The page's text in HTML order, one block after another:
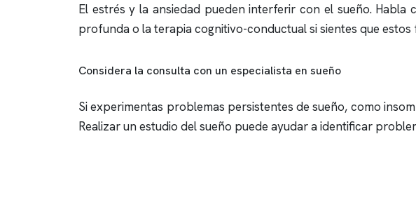
El estrés y la ansiedad pueden interferir con el sueño.
profunda o la terapia cognitivo-conductual si sientes que
Considera la consulta con un especialista en sueño
Si experimentas problemas persistentes de sueño, como
Realizar unestudio del sueño puede ayudar a identificar